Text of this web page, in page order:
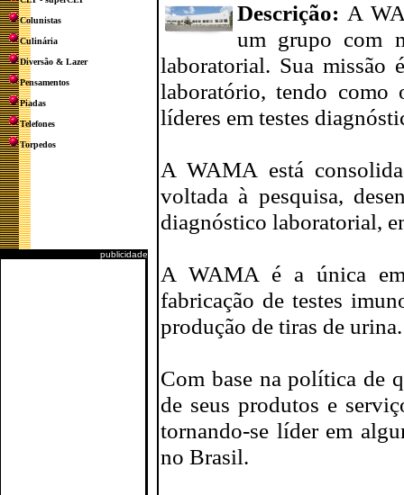
Colunistas
Culinária
Diversão & Lazer
Pensamentos
Piadas
Telefones
Torpedos
publicidade
Descrição: A
um grupo com
laboratorial. Sua missão
laboratório, tendo como
líderes em testes
A WAMA está
voltada à pesquisa,
diagnóstico laboratorial,
A WAMA é a única
fabricação de testes
produção de tiras de urina.
Com base na política de
de seus produtos e
tornando-se líder em
no Brasil.